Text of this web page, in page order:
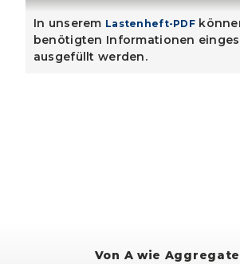
In unserem Lastenheft-PDF
benötigten Informationen
ausgefüllt werden.
Von A wie Aggregate